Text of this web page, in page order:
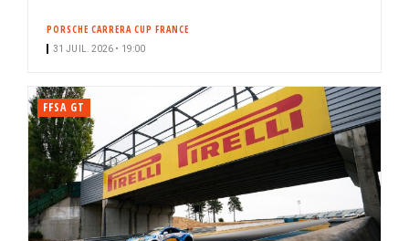
PORSCHE CARRERA CUP FRANCE
31 JUIL. 2026 • 19:00
FFSA GT